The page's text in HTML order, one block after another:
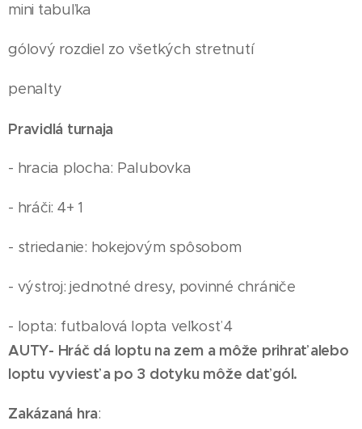
mini tabuľka
gólový rozdiel zo všetkých stretnutí
penalty
Pravidlá turnaja
- hracia plocha: Palubovka
- hráči: 4+ 1
- striedanie: hokejovým spôsobom
- výstroj: jednotné dresy, povinné chrániče
- lopta: futbalová lopta veľkosť 4
AUTY- Hráč dá loptu na zem a môže prihrať alebo
loptu vyviesť a po 3 dotyku môže dať gól.
Zakázaná hra: